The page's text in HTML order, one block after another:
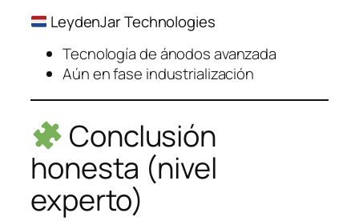
LeydenJar Technologies
Tecnología de ánodos avanzada
Aún en fase industrialización
Conclusión
honesta (nivel
experto)